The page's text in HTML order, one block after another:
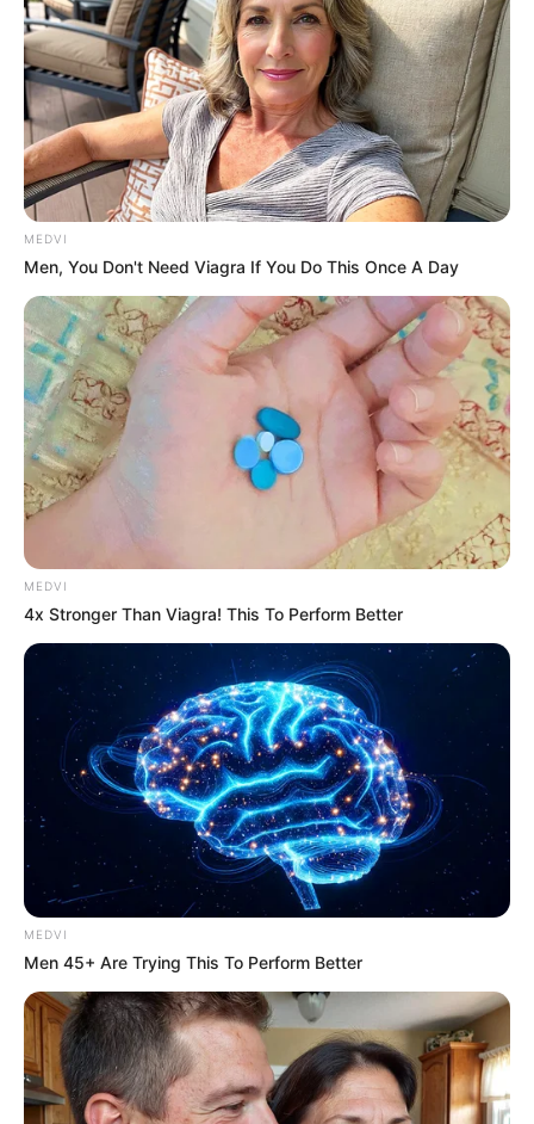
ง. รถไฟฟ้า
เมื่อทำข้างบนเสร็จแล้วเราลองมาดูคำเฉลยข้างล่างกัน
เลยครับ
ข้อ 1. คือลักษณะคนที่คุณจะได้เป็นแฟนด้วย
ก. รถผลไม้ คือคนที่คุณจะเป็นแฟนด้วยนั้นจะกระร่อนมาก
ข. รถไฮศครีม คือคนที่เยือกเย็น สุขุม รอบคอบ แต่เวลาเขา
หรือเธอโกรธจะรุนแรงมาก ๆ
ค. รถส้มตำ คือ คนที่มีอารมณ์หลากหลายอารมณ์มาก
เหมือนส้มตำที่ใส่ปลาร้ามีทั้งคนที่ชอบและไม่ชอบ
ง. ลูกชิ้น คือคนที่กลิ้งไปเลยๆๆเหมือนกับปลาไห แต่เขาจะ
รักเราคนเดียว
ข้อ 2. คือ ลักษณะการคบหาดูใจกัน
ก. น้ำ คือ ชีวิตคู่ของคุณจะไหลไปเรื่อยๆเฉยๆชาๆ แต่ก็แง
ความรู้สึกดี ๆ ต่อกัน
ข. ต้นไม้ คือชีวิตคู่ของคุณจะสดใสเหมือต้นไม้ได้น้ำและ
สวยงามขึ้นทุกที
ค.คน คือ ชีวิตคู่ของคุณจะวุ่นวายไปด้วยผู้คนที่มายุ่งเกี่ยว
กับชีวิตคู่ของคุณจนคุณไม่มีอิสระและเป็นตัวของคุณเอง
ง.นก คือ ชีวิตคู่ของคุณจะไปได้สวย หากได้แต่งงานกัน
MEDVI
Men, You Don't Need Viagra If You Do This Once A Day
MEDVI
4x Stronger Than Viagra! This To Perform Better
MEDVI
Men 45+ Are Trying This To Perform Better